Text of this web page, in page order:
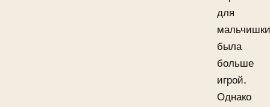
для
мальчишки
была
больше
игрой.
Однако